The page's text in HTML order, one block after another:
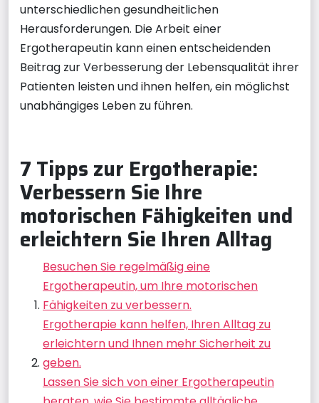
unterschiedlichen gesundheitlichen
Herausforderungen. Die Arbeit einer
Ergotherapeutin kann einen entscheidenden
Beitrag zur Verbesserung der Lebensqualität ihrer
Patienten leisten und ihnen helfen, ein möglichst
unabhängiges Leben zu führen.
7 Tipps zur Ergotherapie:
Verbessern Sie Ihre
motorischen Fähigkeiten und
erleichtern Sie Ihren Alltag
Besuchen Sie regelmäßig eine
Ergotherapeutin, um Ihre motorischen
Fähigkeiten zu verbessern.
Ergotherapie kann helfen, Ihren Alltag zu
erleichtern und Ihnen mehr Sicherheit zu
geben.
Lassen Sie sich von einer Ergotherapeutin